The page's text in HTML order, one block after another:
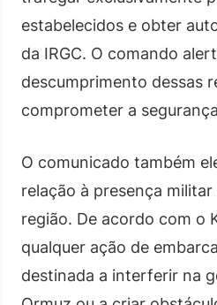
estabelecidos e obter
da IRGC. O comando
descumprimento dessas
comprometer a
O comunicado também
relação à presença
região. De acordo com o
qualquer ação de
destinada a interferir na